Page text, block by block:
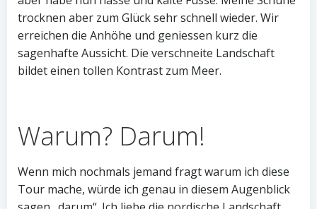
trocknen aber zum Glück sehr schnell wieder. Wir
erreichen die Anhöhe und geniessen kurz die
sagenhafte Aussicht. Die verschneite Landschaft
bildet einen tollen Kontrast zum Meer.
Warum? Darum!
Wenn mich nochmals jemand fragt warum ich diese
Tour mache, würde ich genau in diesem Augenblick